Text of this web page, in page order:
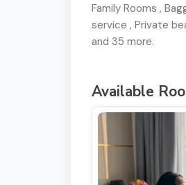
Family Rooms ,
service , Private
and 35 more.
Available